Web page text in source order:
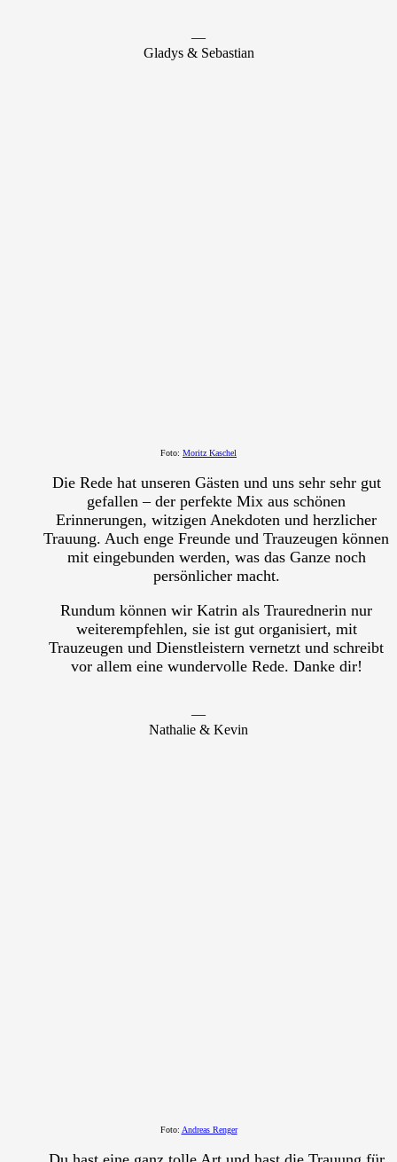
―
Gladys & Sebastian
Foto: Moritz Kaschel
Die Rede hat unseren Gästen und uns sehr sehr gut
gefallen – der perfekte Mix aus schönen
Erinnerungen, witzigen Anekdoten und herzlicher
Trauung. Auch enge Freunde und Trauzeugen können
mit eingebunden werden, was das Ganze noch
persönlicher macht.
Rundum können wir Katrin als Traurednerin nur
weiterempfehlen, sie ist gut organisiert, mit
Trauzeugen und Dienstleistern vernetzt und schreibt
vor allem eine wundervolle Rede. Danke dir!
―
Nathalie & Kevin
Foto: Andreas Renger